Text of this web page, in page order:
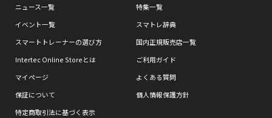
ニュース一覧
特集一覧
イベント一覧
スマトレ辞典
スマートトレーナーの選び方
国内正規販売店一覧
Intertec Online Storeとは
ご利用ガイド
マイページ
よくある質問
保証について
個人情報保護方針
特定商取引法に基づく表示